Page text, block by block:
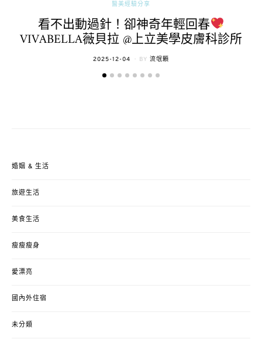
醫美經驗分享
看不出動過針！卻神奇年輕回春
VIVABELLA薇貝拉 @上立美學皮膚科診所
POSTED
2025-12-04 BY 流氓顆
婚姻 & 生活
旅遊生活
美食生活
瘦瘦瘦身
愛漂亮
國內外住宿
未分類